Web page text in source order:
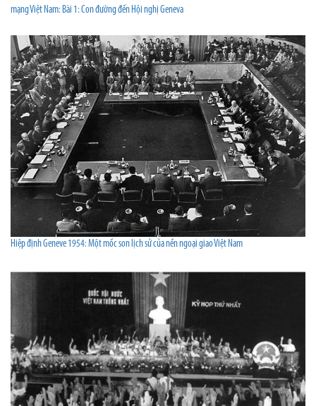
mạng Việt Nam: Bài 1: Con đường đến Hội nghị Geneva
Hiệp định Geneve 1954: Một mốc son lịch sử của nền ngoại giao Việt Nam